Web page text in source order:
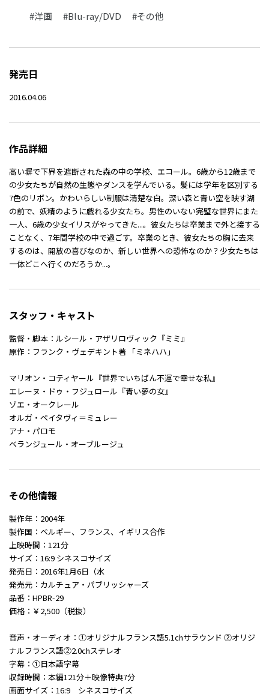
#洋画 #Blu-ray/DVD #その他
発売日
2016.04.06
作品詳細
高い塀で下界を遮断された森の中の学校、エコール。6歳から12歳まで
の少女たちが自然の生態やダンスを学んでいる。髪には学年を区別する
7色のリボン。かわいらしい制服は清楚な白。深い森と青い空を映す湖
の前で、妖精のように戯れる少女たち。男性のいない完璧な世界にまた
一人、6歳の少女イリスがやってきた...。彼女たちは卒業まで外と接する
ことなく、7年間学校の中で過ごす。卒業のとき、彼女たちの胸に去来
するのは、開放の喜びなのか、新しい世界への恐怖なのか？少女たちは
一体どこへ行くのだろうか...。
スタッフ・キャスト
監督・脚本：ルシール・アザリロヴィック『ミミ』
原作：フランク・ヴェデキント著 「ミネハハ」
マリオン・コティヤール『世界でいちばん不運で幸せな私』
エレーヌ・ドゥ・フジュロール『青い夢の女』
ゾエ・オークレール
オルガ・ペイタヴィ＝ミュレー
アナ・パロモ
ベランジュール・オーブルージュ
その他情報
製作年：2004年
製作国：ベルギー、フランス、イギリス合作
上映時間：121分
サイズ：16:9 シネスコサイズ
発売日：2016年1月6日（水
発売元：カルチュア・パブリッシャーズ
品番：HPBR-29
価格：￥2,500（税抜）
音声・オーディオ：①オリジナルフランス語5.1chサラウンド ②オリジ
ナルフランス語②2.0chステレオ
字幕：①日本語字幕
収録時間：本編121分＋映像特典7分
画面サイズ：16:9 シネスコサイズ